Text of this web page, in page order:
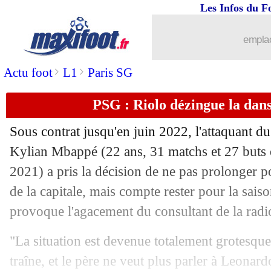
Actu foot> L1 > Paris SG
Les Infos du
PSG : Riolo dézingue la
Sous contrat jusqu'en juin 2022, l'attaquant
Kylian Mbappé (22 ans, 31 matchs et 27
2021) a pris la décision de ne pas prolonger
de la capitale, mais compte rester pour la
provoque l'agacement du consultant de la
"La situation est devenue totalement
traîne, et le père ne veut plus parler à
Rennes : Camavinga a bien pris sa
05/07 PSG: Hakimi tease son arrivée à Paris
05/07 PSG: Correa, la Lazio face à un
05/07 Juve: Pogba n'a jamais été proche
05/07 OM : visite médicale mardi pour Pau
05/07 Lyon: la rumeur Onana déjà calmée
EdF : Anelka soutient Mbappé pour